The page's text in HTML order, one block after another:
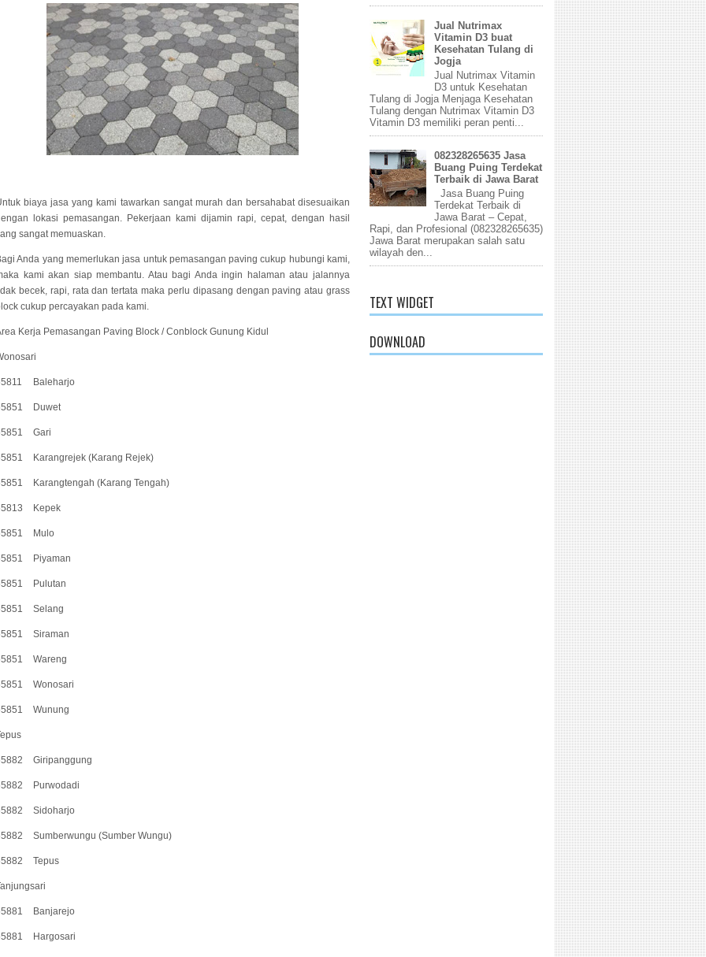
biaya jasa yang kami tawarkan sangat murah dan bersahabat disesuaikan
lokasi pemasangan. Pekerjaan kami dijamin rapi, cepat, dengan hasil
sangat memuaskan.
Anda yang memerlukan jasa untuk pemasangan paving cukup hubungi kami,
kami akan siap membantu. Atau bagi Anda ingin halaman atau jalannya
becek, rapi, rata dan tertata maka perlu dipasang dengan paving atau grass
cukup percayakan pada kami.
Kerja Pemasangan Paving Block / Conblock Gunung Kidul
Baleharjo
Duwet
Gari
Karangrejek (Karang Rejek)
Karangtengah (Karang Tengah)
Kepek
Mulo
Piyaman
Pulutan
Selang
Siraman
Wareng
Wonosari
Wunung
Giripanggung
Purwodadi
Sidoharjo
Sumberwungu (Sumber Wungu)
Tepus
Banjarejo
Hargosari
Jual Nutrimax
Vitamin D3 buat
Kesehatan Tulang di
Jogja
Jual Nutrimax Vitamin
D3 untuk Kesehatan
Tulang di Jogja Menjaga Kesehatan
Tulang dengan Nutrimax Vitamin D3
Vitamin D3 memiliki peran penti...
082328265635 Jasa
Buang Puing Terdekat
Terbaik di Jawa Barat
Jasa Buang Puing
Terdekat Terbaik di
Jawa Barat – Cepat,
Rapi, dan Profesional (082328265635)
Jawa Barat merupakan salah satu
wilayah den...
TEXT WIDGET
DOWNLOAD